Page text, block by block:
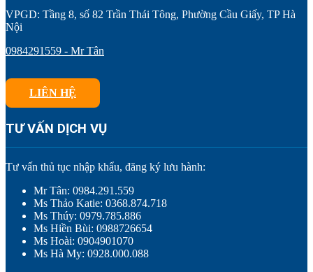
VPGD: Tầng 8, số 82 Trần Thái Tông, Phường Cầu Giấy, TP Hà
Nội
0984291559 - Mr Tân
LIÊN HỆ
TƯ VẤN DỊCH VỤ
Tư vấn thủ tục nhập khẩu, đăng ký lưu hành:
Mr Tân: 0984.291.559
Ms Thảo Katie: 0368.874.718
Ms Thúy: 0979.785.886
Ms Hiền Bùi: 0988726654
Ms Hoài: 0904901070
Ms Hà My: 0928.000.088